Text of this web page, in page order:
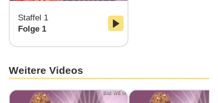
Staffel 1
Folge 1
Weitere Videos
Bild: WE tv